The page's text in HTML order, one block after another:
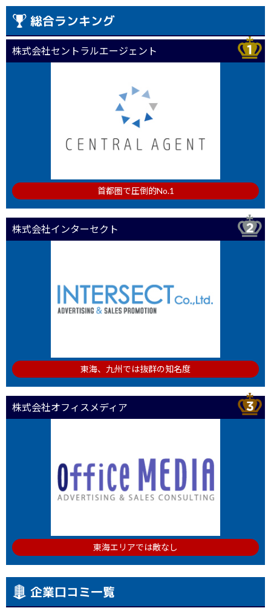
総合ランキング
株式会社セントラルエージェント
首都圏で圧倒的No.1
株式会社インターセクト
東海、九州では抜群の知名度
株式会社オフィスメディア
東海エリアでは敵なし
企業口コミ一覧